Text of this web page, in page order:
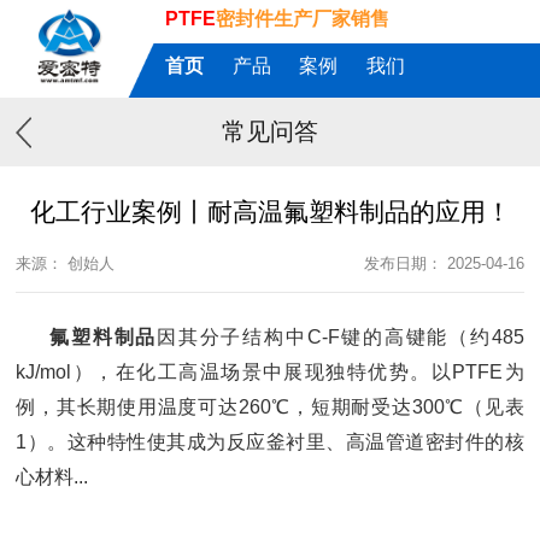
PTFE密封件生产厂家销售
首页 产品 案例 我们
常见问答
化工行业案例丨耐高温氟塑料制品的应用！
来源： 创始人 发布日期： 2025-04-16
氟塑料制品 因其分子结构中 C-F键的高键能（约485
kJ/mol），在化工高温场景中展现独特优势。以PTFE为
例，其长期使用温度可达260℃，短期耐受达300℃（见表
1）。这种特性使其成为反应釜衬里、高温管道密封件的核
心材料...